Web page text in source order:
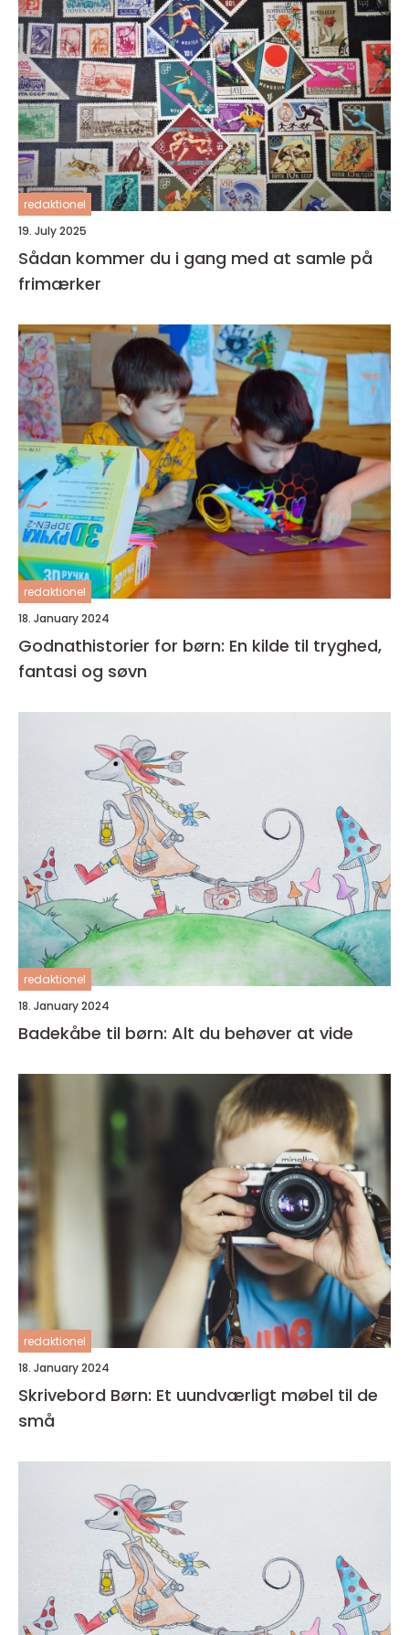
redaktionel
19. July 2025
Sådan kommer du i gang med at samle på
frimærker
redaktionel
18. January 2024
Godnathistorier for børn: En kilde til tryghed,
fantasi og søvn
redaktionel
18. January 2024
Badekåbe til børn: Alt du behøver at vide
redaktionel
18. January 2024
Skrivebord Børn: Et uundværligt møbel til de
små